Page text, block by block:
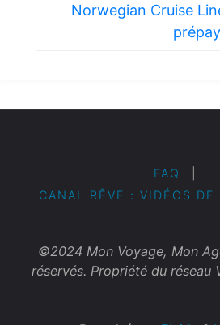
Norwegian Cruise
FAQ
CANAL RÊVE : VIDÉOS DE
©2024 Mon Voyage, Mon
réservés. Propriété du réseau